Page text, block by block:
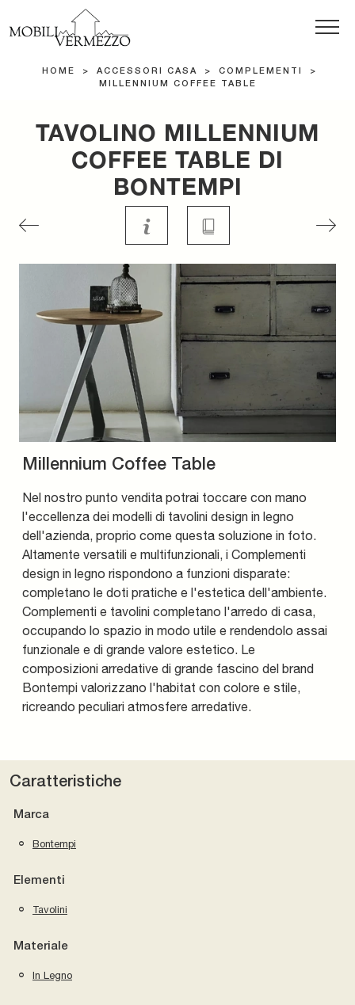
HOME > ACCESSORI CASA > COMPLEMENTI
>
MILLENNIUM COFFEE TABLE
TAVOLINO MILLENNIUM
COFFEE TABLE DI
BONTEMPI
Millennium Coffee Table
Nel nostro punto vendita potrai toccare con mano
l'eccellenza dei modelli di tavolini design in legno
dell'azienda, proprio come questa soluzione in foto.
Altamente versatili e multifunzionali, i Complementi
design in legno rispondono a funzioni disparate:
completano le doti pratiche e l'estetica dell'ambiente.
Complementi e tavolini completano l'arredo di casa,
occupando lo spazio in modo utile e rendendolo assai
funzionale e di grande valore estetico. Le
composizioni arredative di grande fascino del brand
Bontempi valorizzano l'habitat con colore e stile,
ricreando peculiari atmosfere arredative.
Caratteristiche
Marca
Bontempi
Elementi
Tavolini
Materiale
In Legno